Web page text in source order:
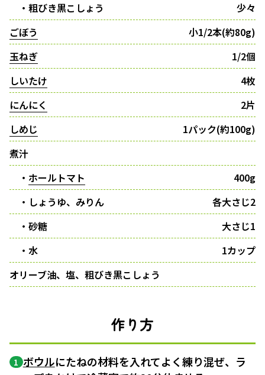
・粗びき黒こしょう
少々
ごぼう
小1/2本(約80g)
玉ねぎ
1/2個
しいたけ
4枚
にんにく
2片
しめじ
1パック(約100g)
煮汁
・ ホールトマト
400g
・しょうゆ、みりん
各大さじ2
・砂糖
大さじ1
・水
1カップ
オリーブ油、塩、粗びき黒こしょう
作り方
1 ボウルにたねの材料を入れてよく練り混ぜ、ラ